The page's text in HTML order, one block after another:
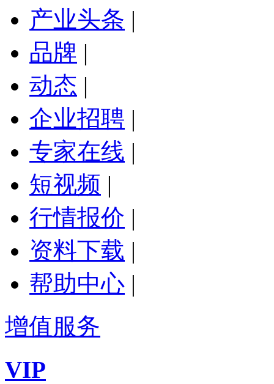
产业头条 |
品牌 |
动态 |
企业招聘 |
专家在线 |
短视频 |
行情报价 |
资料下载 |
帮助中心 |
增值服务
VIP